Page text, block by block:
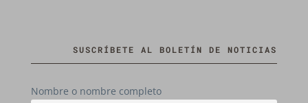
SUSCRÍBETE AL BOLETÍN DE NOTICIAS
Nombre o nombre completo